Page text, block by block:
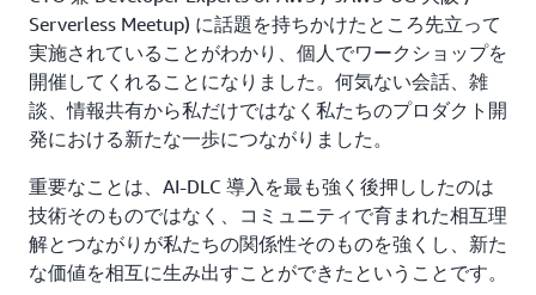
Serverless Meetup) に話題を持ちかけたところ先立って
実施されていることがわかり、個人でワークショップを
開催してくれることになりました。何気ない会話、雑
談、情報共有から私だけではなく私たちのプロダクト開
発における新たな一歩につながりました。
重要なことは、AI-DLC 導入を最も強く後押ししたのは
技術そのものではなく、コミュニティで育まれた相互理
解とつながりが私たちの関係性そのものを強くし、新た
な価値を相互に生み出すことができたということです。